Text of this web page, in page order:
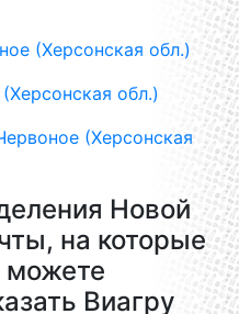
(Херсонская обл.)
обл.)
(Херсонская
Новой
на которые
Виагру